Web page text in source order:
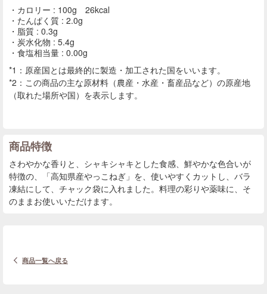
カロリー : 100g 26kcal
たんぱく質 : 2.0g
脂質 : 0.3g
炭水化物 : 5.4g
食塩相当量 : 0.00g
*1：原産国とは最終的に製造・加工された国をいいます。
*2：この商品の主な原材料（農産・水産・畜産品など）の原産地
（取れた場所や国）を表示します。
商品特徴
さわやかな香りと、シャキシャキとした食感、鮮やかな色合いが
特徴の、「高知県産やっこねぎ」を、使いやすくカットし、バラ
凍結にして、チャック袋に入れました。料理の彩りや薬味に、そ
のままお使いいただけます。
商品一覧へ戻る